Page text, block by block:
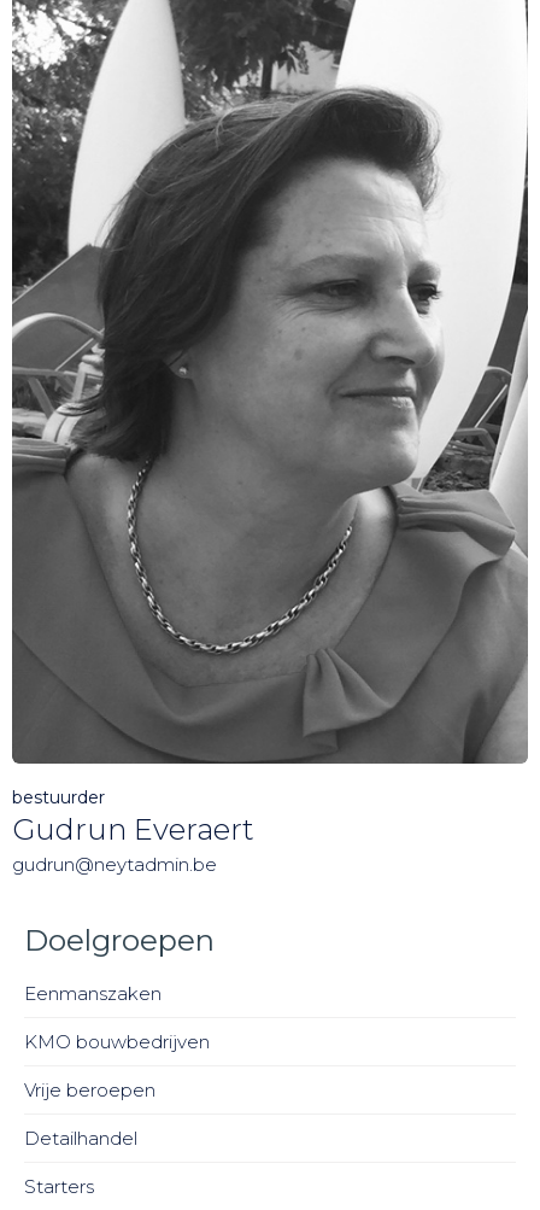
bestuurder
Gudrun Everaert
gudrun@neytadmin.be
Doelgroepen
Eenmanszaken
KMO bouwbedrijven
Vrije beroepen
Detailhandel
Starters